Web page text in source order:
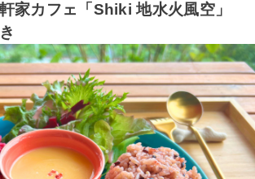
家カフェ「Shiki 地水火風空」